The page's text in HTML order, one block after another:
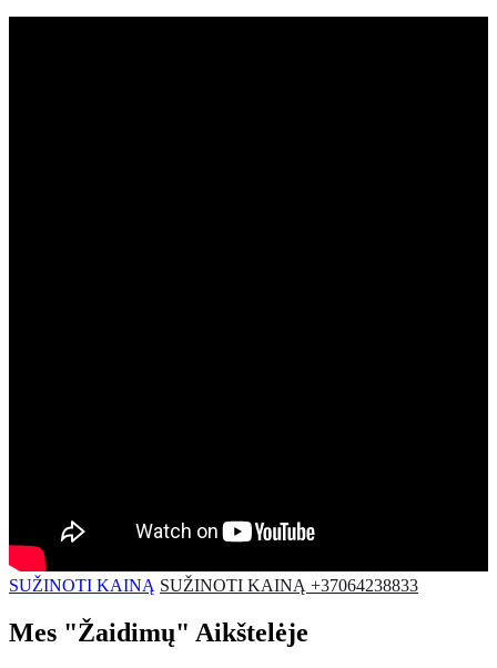
SUŽINOTI KAINĄ SUŽINOTI KAINĄ +37064238833
Mes "Žaidimų" Aikštelėje